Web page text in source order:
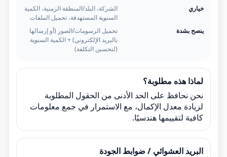
خياري
الشركة، البلد/المنطقة الزمنية، الكمية
السنوية المستهدفة، تحميل الملفات
ينصح بشدة
تحميل الرسومات/الصور (أو إرسالها
بالبريد الإلكتروني) + الكمية السنوية
(لتحسين التكلفة)
لماذا هذه مطلوبة؟
نحن نحافظ على الحد الأدنى من الحقول المطلوبة
لزيادة معدل الإكمال، مع الاستمرار في جمع معلومات
كافية لتقييمها هندسيًا.
البريد العشوائي / ضوابط الجودة